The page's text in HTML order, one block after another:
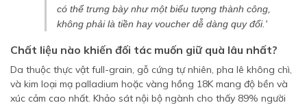
có thể trưng bày như một biểu tượng thành công,
không phải là tiền hay voucher dễ dàng quy đổi.'
Chất liệu nào khiến đối tác muốn giữ quà lâu nhất?
Da thuộc thực vật full-grain, gỗ cứng tự nhiên, pha lê không chì,
và kim loại mạ palladium hoặc vàng hồng 18K mang độ bền và
xúc cảm cao nhất. Khảo sát nội bộ ngành cho thấy 89% người